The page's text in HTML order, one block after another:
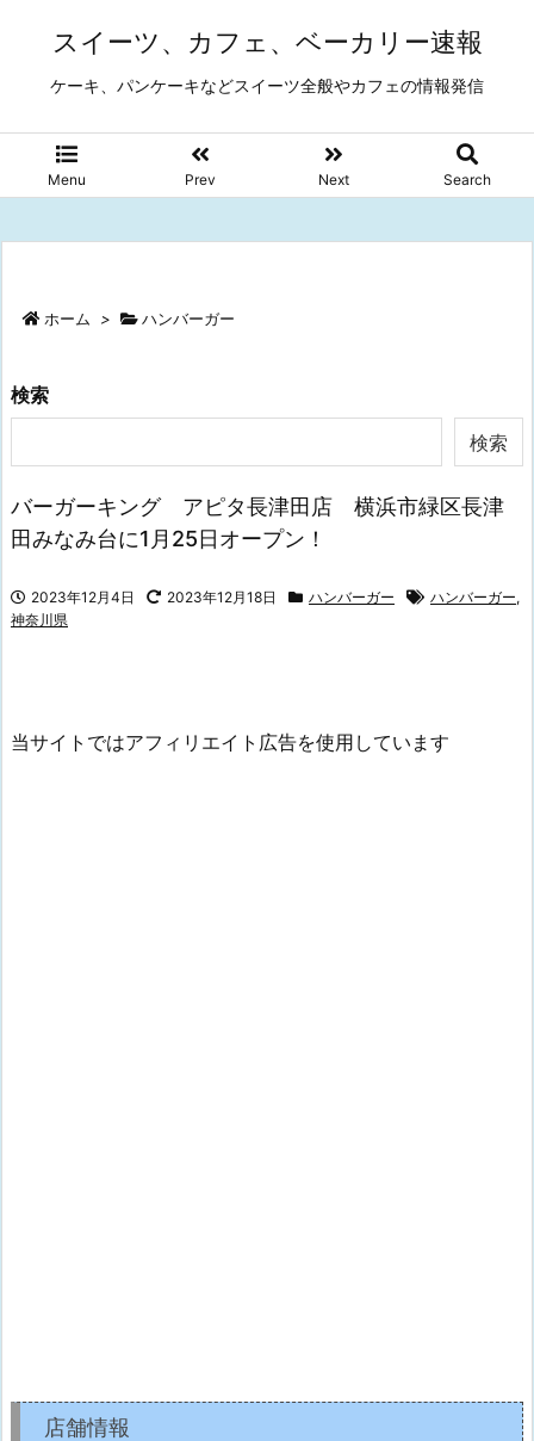
スイーツ、カフェ、ベーカリー速報
ケーキ、パンケーキなどスイーツ全般やカフェの情報発信
Menu Prev Next Search
ホーム > ハンバーガー
検索
検索
バーガーキング アピタ長津田店 横浜市緑区長津
田みなみ台に1月25日オープン！
2023年12月4日 2023年12月18日 ハンバーガー ハンバーガー,
神奈川県
当サイトではアフィリエイト広告を使用しています
店舗情報